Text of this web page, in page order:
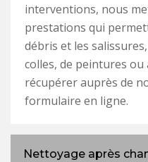
interventions, nous
prestations qui
débris et les
colles, de peintures ou
récupérer auprès de
formulaire en ligne.
Nettoyage après